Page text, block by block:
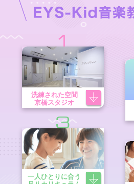
1
洗練された空間
京橋スタジオ
3
一人ひとりに合う